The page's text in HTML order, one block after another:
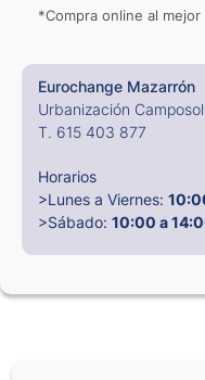
*Compra online al
Eurochange Mazarrón
Urbanización
T. 615 403 877
Horarios
>Lunes a Viernes:
>Sábado: 10:00 a